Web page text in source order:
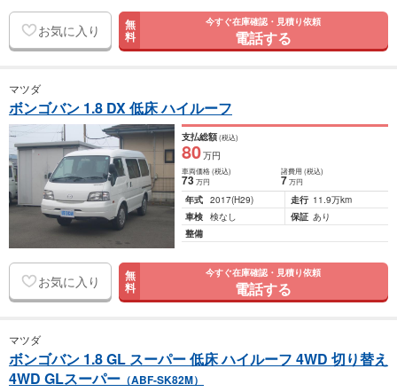
お気に入り 無
料
今すぐ在庫確認・見積り依頼
電話する
マツダ
ボンゴバン 1.8 DX 低床 ハイルーフ
支払総額(税込)
80万円
車両価格(税込)
73万円
諸費用 (税込)
7 万円
年式 2017(H29) 走行 11.9万km
車検 検なし 保証 あり
整備
お気に入り 無
料
今すぐ在庫確認・見積り依頼
電話する
マツダ
ボンゴバン 1.8 GL スーパー 低床 ハイルーフ 4WD 切り替え
4WD GLスーパー （ABF-SK82M）